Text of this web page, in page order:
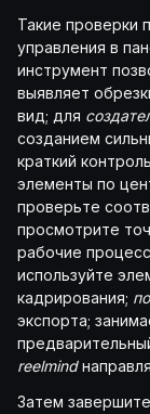
Такие проверки
управления в
инструмент
выявляет
вид; для
созданием
краткий
элементы по
проверьте
просмотрите
рабочие
используйте
кадрирования;
экспорта;
reelmind
Затем